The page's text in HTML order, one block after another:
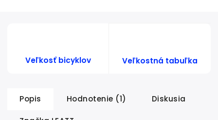
Veľkosť bicyklov Veľkostná tabuľka
Popis Hodnotenie (1) Diskusia